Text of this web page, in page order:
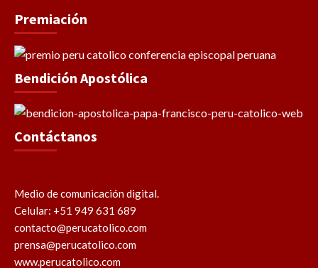
Premiación
Bendición Apostólica
Contáctanos
Medio de comunicación digital.
Celular: +51 949 631 689
contacto@perucatolico.com
prensa@perucatolico.com
www.perucatolico.com